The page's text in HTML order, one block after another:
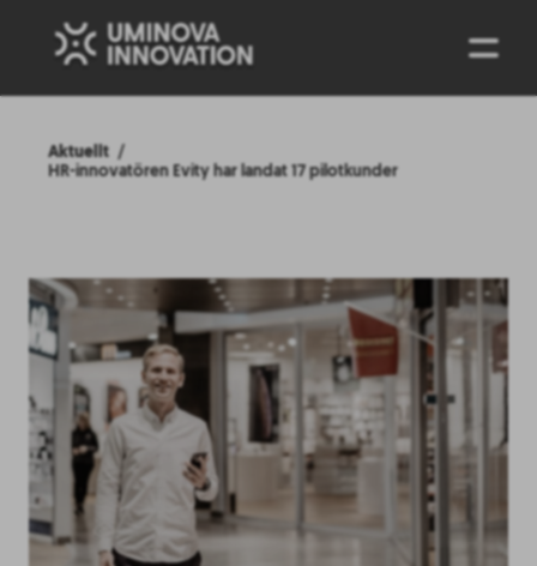
Aktuellt
HR-innovatören Evity har landat 17 pilotkunder